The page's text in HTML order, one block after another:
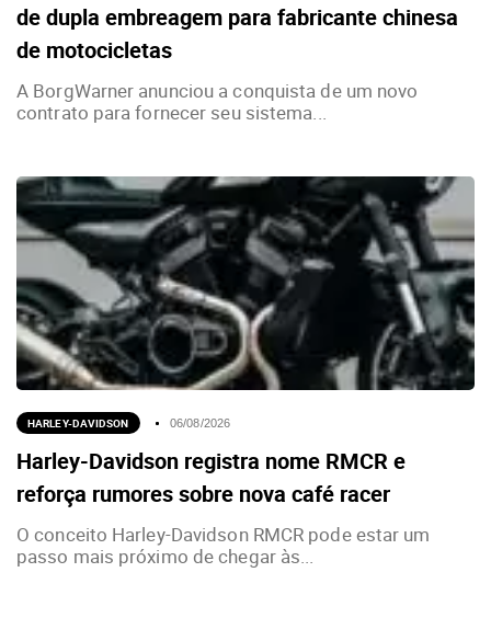
de dupla embreagem para fabricante chinesa
de motocicletas
A BorgWarner anunciou a conquista de um novo
contrato para fornecer seu sistema...
HARLEY-DAVIDSON 06/08/2026
Harley-Davidson registra nome RMCR e
reforça rumores sobre nova café racer
O conceito Harley-Davidson RMCR pode estar um
passo mais próximo de chegar às...